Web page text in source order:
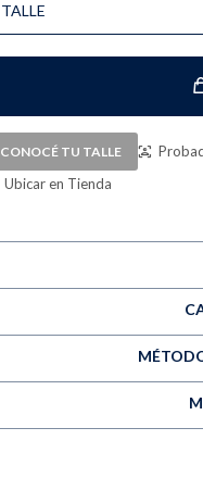
TALLE
CONOCÉ TU TALLE
Ubicar en Tienda